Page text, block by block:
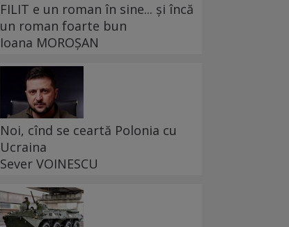
FILIT e un roman în sine... și încă
un roman foarte bun
Ioana MOROȘAN
Noi, cînd se ceartă Polonia cu
Ucraina
Sever VOINESCU